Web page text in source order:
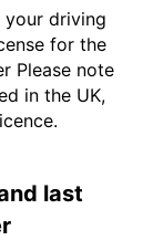
driving
for the
Please note
in the UK,
last